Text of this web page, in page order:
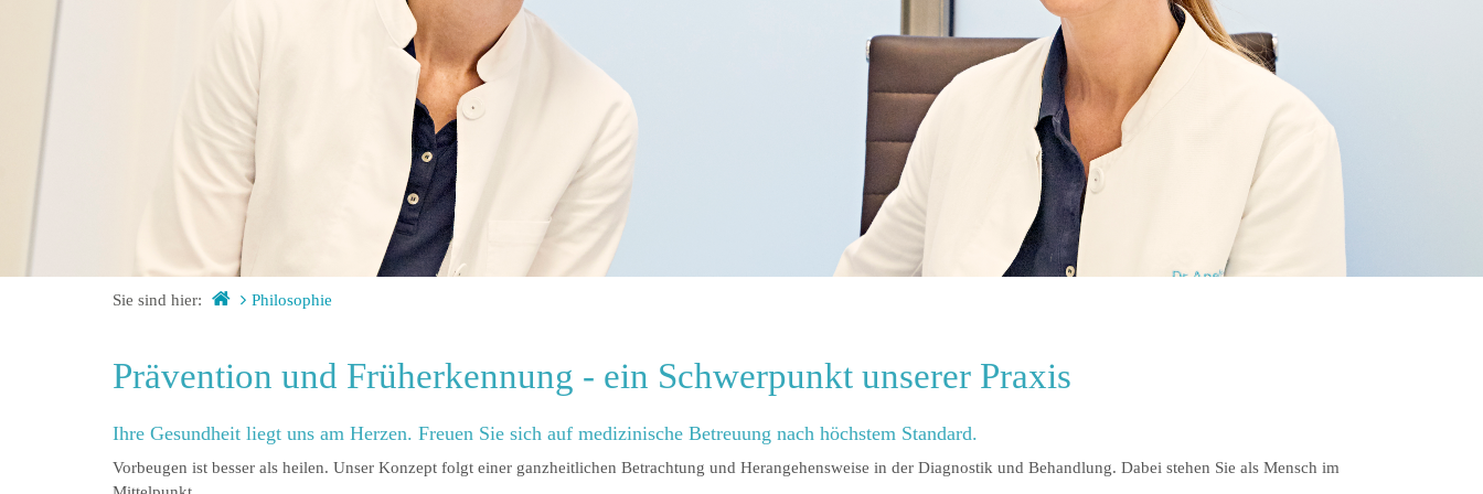
Sie sind hier: Philosophie
Prävention und Früherkennung - ein Schwerpunkt unserer Praxis
Ihre Gesundheit liegt uns am Herzen. Freuen Sie sich auf medizinische Betreuung nach höchstem Standard.
Vorbeugen ist besser als heilen. Unser Konzept folgt einer ganzheitlichen Betrachtung und Herangehensweise in der Diagnostik und Behandlung. Dabei stehen Sie als Mensch im